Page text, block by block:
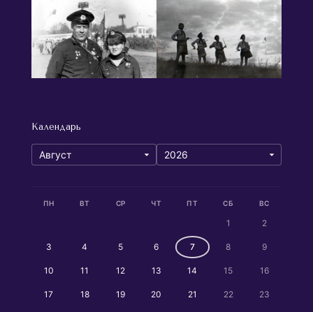
Календарь
ПН ВТ СР ЧТ ПТ СБ ВС
1 2
3 4 5 6 7 8 9
10 11 12 13 14 15 16
17 18 19 20 21 22 23